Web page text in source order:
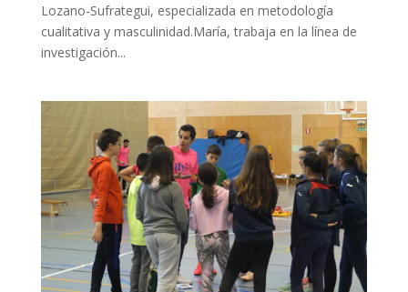
Lozano-Sufrategui, especializada en metodología
cualitativa y masculinidad.María, trabaja en la línea de
investigación...